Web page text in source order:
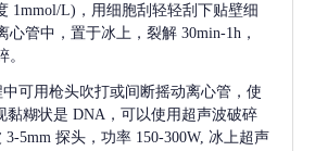
1mmol/L)，用细胞刮轻轻刮下贴壁细
心管中，置于冰上，裂解 30min-1h，
可用枪头吹打或间断摇动离心管，使
黏糊状是 DNA，可以使用超声波破碎
5mm 探头，功率 150-300W, 冰上超声